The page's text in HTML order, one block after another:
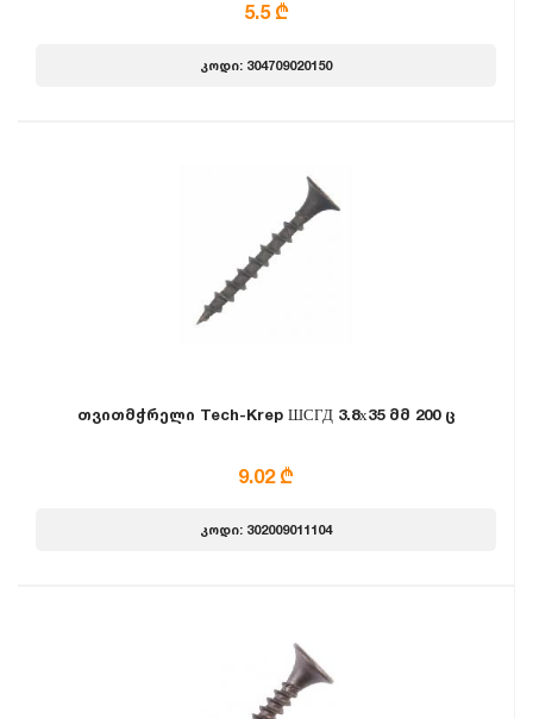
5.5 ₾
კოდი: 304709020150
თვითმჭრელი Tech-Krep ШСГД 3.8х35 მმ 200 ც
9.02 ₾
კოდი: 302009011104